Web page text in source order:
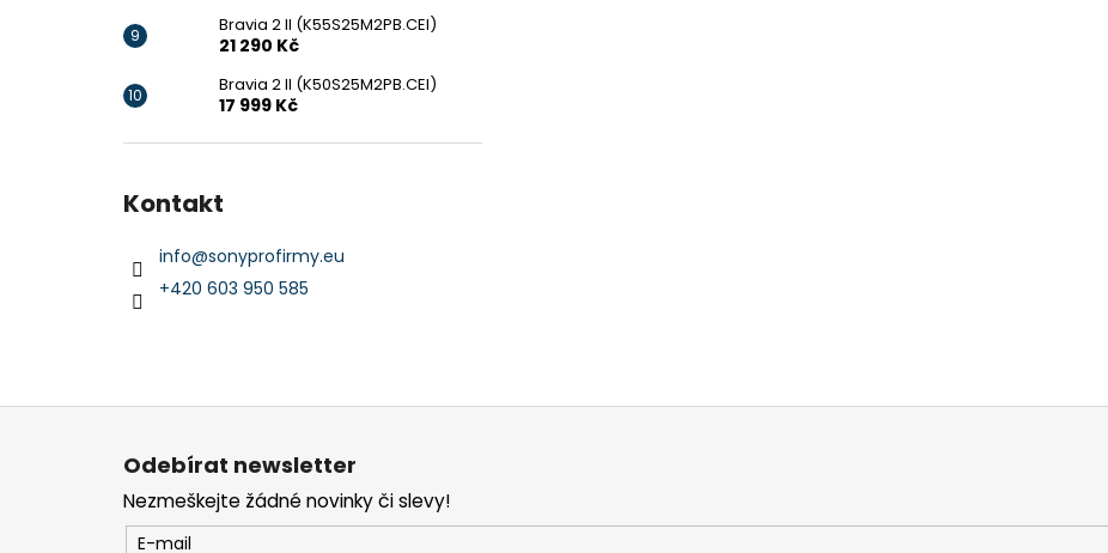
Bravia 2 II (K55S25M2PB.CEI)
21 290 Kč
Bravia 2 II (K50S25M2PB.CEI)
17 999 Kč
Kontakt
info@sonyprofirmy.eu
+420 603 950 585
Odebírat newsletter
Nezmeškejte žádné novinky či slevy!
E-mail